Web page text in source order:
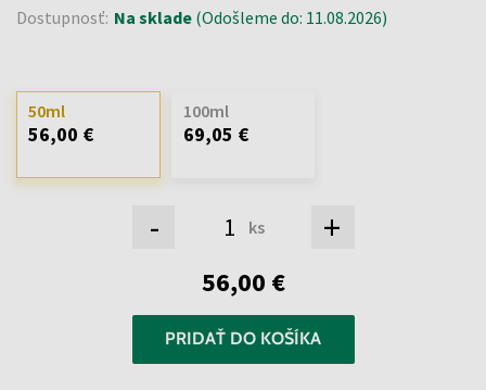
Dostupnosť: Na sklade (Odošleme do: 11.08.2026)
- ks +
50ml
56,00 €
100ml
69,05 €
56,00 €
PRIDAŤ DO KOŠÍKA